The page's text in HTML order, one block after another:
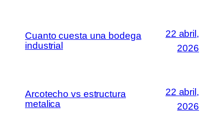
Cuanto cuesta una bodega
industrial
22 abril,
2026
Arcotecho vs estructura
metalica
22 abril,
2026